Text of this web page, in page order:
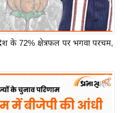
के 72% क्षेत्रफल पर भगवा परचम,